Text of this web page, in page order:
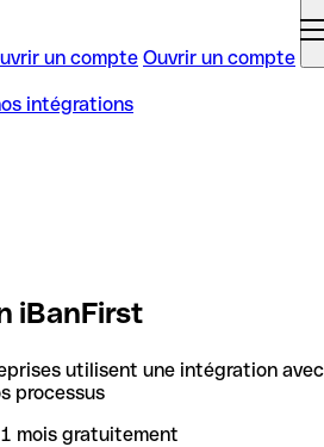
un compte Ouvrir un compte
intégrations
iBanFirst
utilisent une intégration
processus
mois gratuitement